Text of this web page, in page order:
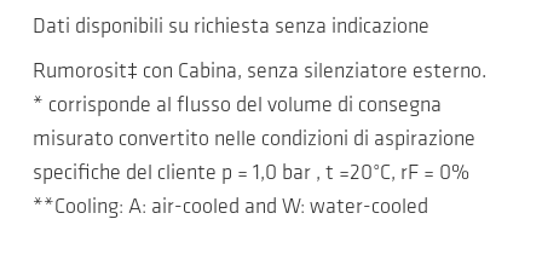
Dati disponibili su richiesta senza indicazione
Rumorosit‡ con Cabina, senza silenziatore esterno.
* corrisponde al flusso del volume di consegna
misurato convertito nelle condizioni di aspirazione
specifiche del cliente p = 1,0 bar , t =20°C, rF = 0%
**Cooling: A: air-cooled and W: water-cooled